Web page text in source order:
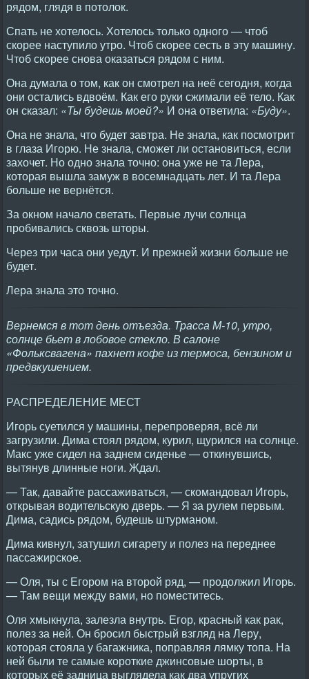
рядом, глядя в потолок.
Спать не хотелось. Хотелось только одного — чтоб
скорее наступило утро. Чтоб скорее сесть в эту машину.
Чтоб скорее снова оказаться рядом с ним.
Она думала о том, как он смотрел на неё сегодня, когда
они остались вдвоём. Как его руки сжимали её тело. Как
он сказал: «Ты будешь моей?» И она ответила: «Буду».
Она не знала, что будет завтра. Не знала, как посмотрит
в глаза Игорю. Не знала, сможет ли остановиться, если
захочет. Но одно знала точно: она уже не та Лера,
которая вышла замуж в восемнадцать лет. И та Лера
больше не вернётся.
За окном начало светать. Первые лучи солнца
пробивались сквозь шторы.
Через три часа они уедут. И прежней жизни больше не
будет.
Лера знала это точно.
Вернемся в тот день отъезда. Трасса М-10, утро,
солнце бьет в лобовое стекло. В салоне
«Фольксвагена» пахнет кофе из термоса, бензином и
предвкушением.
РАСПРЕДЕЛЕНИЕ МЕСТ
Игорь суетился у машины, перепроверяя, всё ли
загрузили. Дима стоял рядом, курил, щурился на солнце.
Макс уже сидел на заднем сиденье — откинувшись,
вытянув длинные ноги. Ждал.
— Так, давайте рассаживаться, — скомандовал Игорь,
открывая водительскую дверь. — Я за рулем первым.
Дима, садись рядом, будешь штурманом.
Дима кивнул, затушил сигарету и полез на переднее
пассажирское.
— Оля, ты с Егором на второй ряд, — продолжил Игорь.
— Там вещи между вами, но поместитесь.
Оля хмыкнула, залезла внутрь. Егор, красный как рак,
полез за ней. Он бросил быстрый взгляд на Леру,
которая стояла у багажника, поправляя лямку топа. На
ней были те самые короткие джинсовые шорты, в
которых её задница выглядела как два упругих